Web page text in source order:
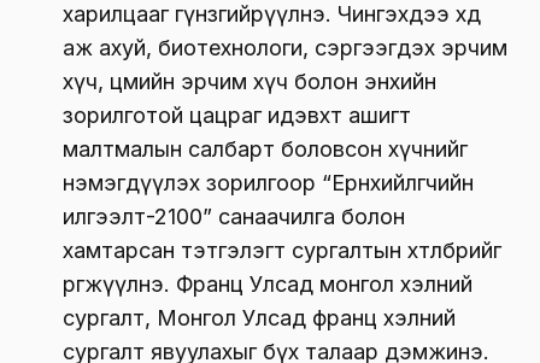
харилцааг гүнзгийрүүлнэ. Чингэхдээ хөдөө
аж ахуй, биотехнологи, сэргээгдэх эрчим
хүч, цөмийн эрчим хүч болон энхийн
зорилготой цацраг идэвхт ашигт
малтмалын салбарт боловсон хүчнийг
нэмэгдүүлэх зорилгоор “Ерөнхийлөгчийн
илгээлт-2100” санаачилга болон
хамтарсан тэтгэлэгт сургалтын хөтөлбөрийг
өргөжүүлнэ. Франц Улсад монгол хэлний
сургалт, Монгол Улсад франц хэлний
сургалт явуулахыг бүх талаар дэмжинэ.